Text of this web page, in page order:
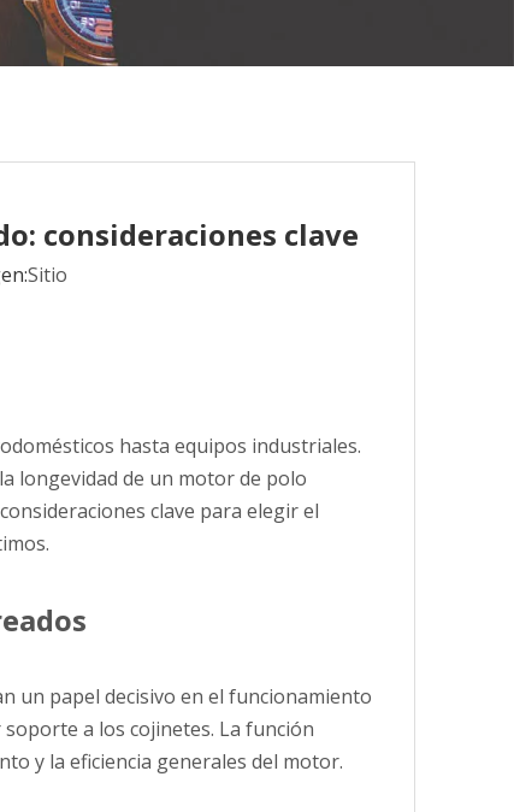
consideraciones clave
Sitio
hasta equipos industriales.
longevidad de un motor de polo
clave para elegir el
un papel decisivo en el funcionamiento
a los cojinetes. La función
y la eficiencia generales del motor.